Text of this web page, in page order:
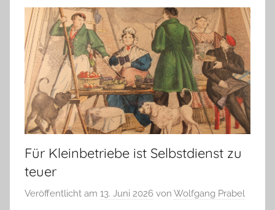
Für Kleinbetriebe ist Selbstdienst zu
teuer
Veröffentlicht am 13. Juni 2026 von Wolfgang Prabel